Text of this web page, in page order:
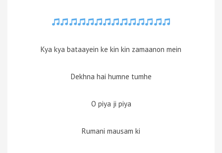
Kya kya bataayein ke kin kin zamaanon mein
Dekhna hai humne tumhe
O piya ji piya
Rumani mausam ki